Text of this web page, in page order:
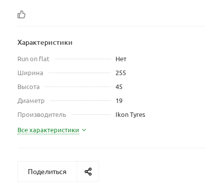
Характеристики
Run on flat
Нет
Ширина
255
Высота
45
Диаметр
19
Производитель
Ikon Tyres
Все характеристики
Поделиться